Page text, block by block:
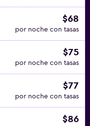
$68
por noche con tasas
$75
por noche con tasas
$77
por noche con tasas
$86